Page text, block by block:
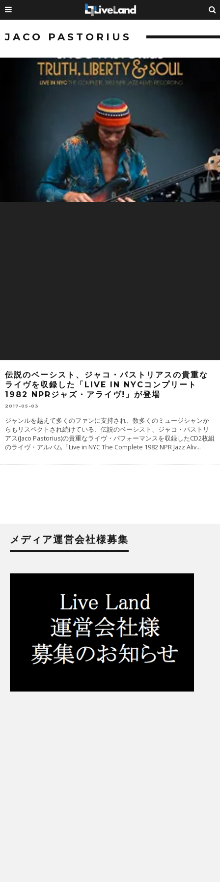
JACO PASTORIUS
伝説のベーシスト、ジャコ・パストリアスの貴重な
ライヴを収録した「LIVE IN NYCコンプリート
1982 NPRジャズ・アライヴ!」が登場
2017-05-03
ジャンルを越えて多くのファンに支持され、数多くのミュージシャンか
らもリスペクトされ続けている、伝説のベーシスト、ジャコ・パストリ
アス(Jaco Pastorius)の貴重なライヴ・パフォーマンスを収録したCD2枚組
のライヴ・アルバム「Live in NYC The Complete 1982 NPR Jazz Aliv...
メディア運営会社様募集